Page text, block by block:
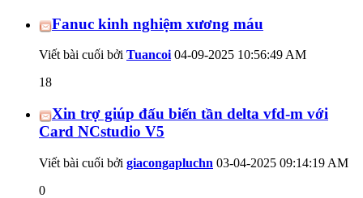
Fanuc kinh nghiệm xương máu
Viết bài cuối bởi Tuancoi 04-09-2025 10:56:49 AM
18
Xin trợ giúp đấu biến tần delta vfd-m với
Card NCstudio V5
Viết bài cuối bởi giacongapluchn 03-04-2025 09:14:19 AM
0